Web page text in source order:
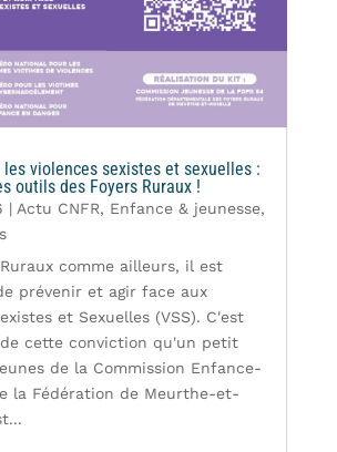
violences sexistes et sexuelles :
outils des Foyers Ruraux !
| Actu CNFR, Enfance & jeunesse,
comme ailleurs, il est
prévenir et agir face aux
et Sexuelles (VSS). C'est
cette conviction qu'un petit
de la Commission Enfance-
la Fédération de Meurthe-et-